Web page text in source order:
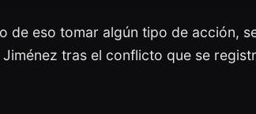
eso tomar algún tipo de acción,
tras el conflicto que se